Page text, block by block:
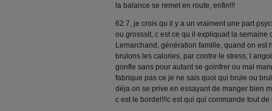
la balance se remet en route, enfin!!!
62.7, je crois qu il y a un vraiment une part
ou grosssit, c est ce qu il expliquait la
Lemarchand, génération famille, quand on est
brulons les calories, par contre le stress, l
gonfle sans pour autant se goinfrer ou mal
fabrique pas ce je ne sais quoi qui brule ou
déja on se prive en essayant de manger bien
c est le bordel!!!c est qui qui commande tout de